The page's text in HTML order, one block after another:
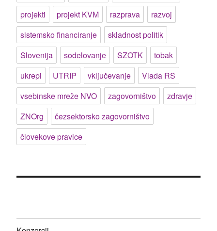
projekti
projekt KVM razprava
razvoj
sistemsko financiranje
skladnost politik
Slovenija
sodelovanje SZOTK
tobak
ukrepi
UTRIP vključevanje
Vlada RS
vsebinske mreže NVO
zagovorništvo
zdravje
ZNOrg
čezsektorsko zagovorništvo
človekove pravice